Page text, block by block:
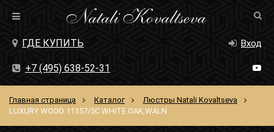
+7 (495) 638-52-31
ГДЕ КУПИТЬ Вход
Главная страница Каталог
Люстры Natali Kovaltseva
LUXURY WOOD 11357/5C WHITE OAK,WALN